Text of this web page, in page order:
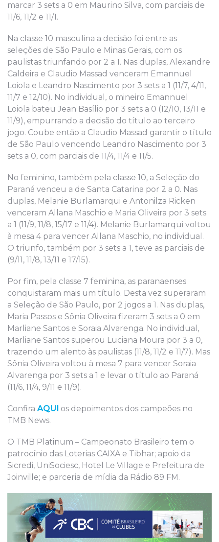
marcar 3 sets a 0 em Maurino Silva, com parciais de
11/6, 11/2 e 11/1.
Na classe 10 masculina a decisão foi entre as
seleções de São Paulo e Minas Gerais, com os
paulistas triunfando por 2 a 1. Nas duplas, Alexandre
Caldeira e Claudio Massad venceram Emannuel
Loiola e Leandro Nascimento por 3 sets a 1 (11/7, 4/11,
11/7 e 12/10). No individual, o mineiro Emannuel
Loiola bateu Jean Basílio por 3 sets a 0 (12/10, 13/11 e
11/9), empurrando a decisão do título ao terceiro
jogo. Coube então a Claudio Massad garantir o título
de São Paulo vencendo Leandro Nascimento por 3
sets a 0, com parciais de 11/4, 11/4 e 11/5.
No feminino, também pela classe 10, a Seleção do
Paraná venceu a de Santa Catarina por 2 a 0. Nas
duplas, Melanie Burlamarqui e Antonilza Ricken
venceram Allana Maschio e Maria Oliveira por 3 sets
a 1 (11/9, 11/8, 15/17 e 11/4). Melanie Burlamarqui voltou
à mesa 4 para vencer Allana Maschio, no individual.
O triunfo, também por 3 sets a 1, teve as parciais de
(9/11, 11/8, 13/11 e 17/15).
Por fim, pela classe 7 feminina, as paranaenses
conquistaram mais um título. Desta vez superaram
a Seleção de São Paulo, por 2 jogos a 1. Nas duplas,
Maria Passos e Sônia Oliveira fizeram 3 sets a 0 em
Marliane Santos e Soraia Alvarenga. No individual,
Marliane Santos superou Luciana Moura por 3 a 0,
trazendo um alento às paulistas (11/8, 11/2 e 11/7). Mas
Sônia Oliveira voltou à mesa 7 para vencer Soraia
Alvarenga por 3 sets a 1 e levar o título ao Paraná
(11/6, 11/4, 9/11 e 11/9).
Confira AQUI os depoimentos dos campeões no
TMB News.
O TMB Platinum – Campeonato Brasileiro tem o
patrocínio das Loterias CAIXA e Tibhar; apoio da
Sicredi, UniSociesc, Hotel Le Village e Prefeitura de
Joinville; e parceria de mídia da Rádio 89 FM.